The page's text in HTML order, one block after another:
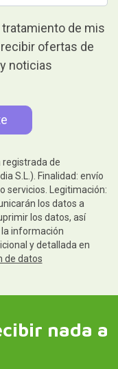
de mis
ofertas de
noticias
registrada de
S.L.). Finalidad: envío
servicios. Legitimación:
los datos a
los datos, así
información
y detallada en
de datos
nada a